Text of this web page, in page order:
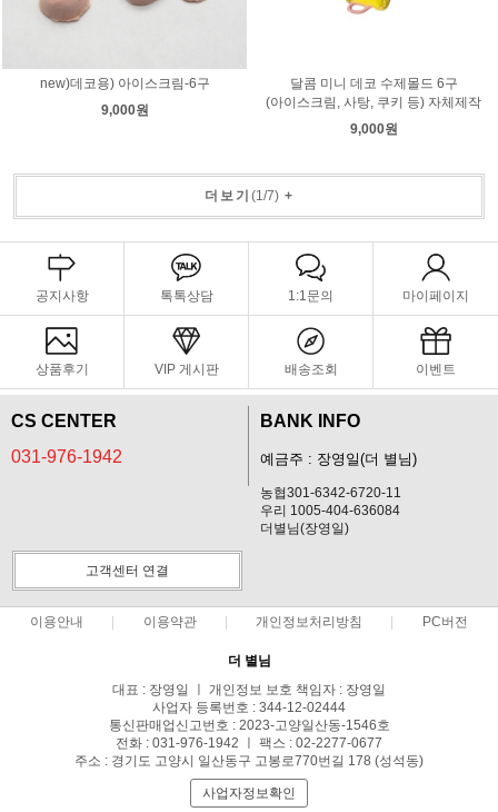
new)데코용) 아이스크림-6구
9,000원
달콤 미니 데코 수제몰드 6구
(아이스크림, 사탕, 쿠키 등) 자체제작
9,000원
더보기 (1/7)+
공지사항 톡톡상담 1:1문의 마이페이지
상품후기 VIP 게시판 배송조회 이벤트
CS CENTER
031-976-1942
BANK INFO
예금주 : 장영일(더 별님)
농협301-6342-6720-11
우리 1005-404-636084
더별님(장영일)
고객센터 연결
이용안내 이용약관 개인정보처리방침 PC버전
더 별님
대표 : 장영일 ㅣ 개인정보 보호 책임자 : 장영일
사업자 등록번호 : 344-12-02444
통신판매업신고번호 : 2023-고양일산동-1546호
전화 : 031-976-1942 ㅣ 팩스 : 02-2277-0677
주소 : 경기도 고양시 일산동구 고봉로770번길 178 (성석동)
사업자정보확인